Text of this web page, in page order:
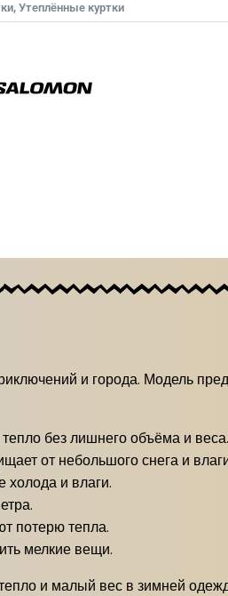
, Утеплённые куртки
и города. Модель
без лишнего объёма и веса.
от небольшого снега и
холода и влаги.
потерю тепла.
мелкие вещи.
и малый вес в зимней